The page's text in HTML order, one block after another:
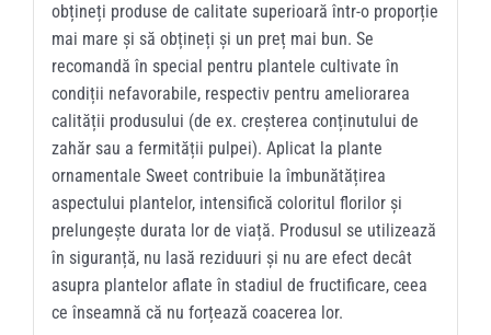
obțineți produse de calitate superioară într-o proporție
mai mare și să obțineți și un preț mai bun. Se
recomandă în special pentru plantele cultivate în
condiții nefavorabile, respectiv pentru ameliorarea
calității produsului (de ex. creșterea conținutului de
zahăr sau a fermității pulpei). Aplicat la plante
ornamentale Sweet contribuie la îmbunătățirea
aspectului plantelor, intensifică coloritul florilor și
prelungește durata lor de viață. Produsul se utilizează
în siguranță, nu lasă reziduuri și nu are efect decât
asupra plantelor aflate în stadiul de fructificare, ceea
ce înseamnă că nu forțează coacerea lor.